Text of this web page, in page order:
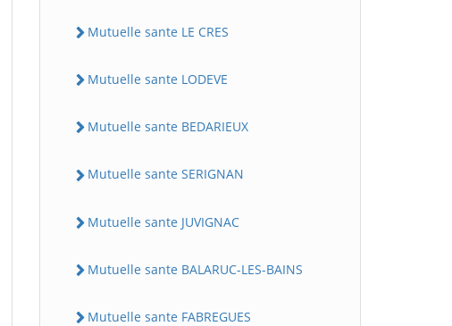
Mutuelle sante LE CRES
Mutuelle sante LODEVE
Mutuelle sante BEDARIEUX
Mutuelle sante SERIGNAN
Mutuelle sante JUVIGNAC
Mutuelle sante BALARUC-LES-BAINS
Mutuelle sante FABREGUES